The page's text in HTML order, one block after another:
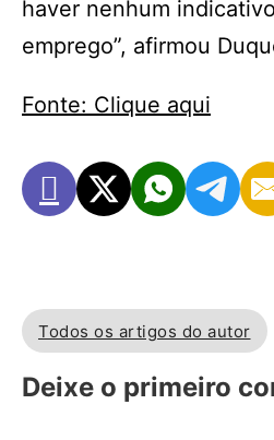
haver nenhum
emprego”, afirmou
Fonte: Clique aqui
Todos os artigos do autor
Deixe o primeiro